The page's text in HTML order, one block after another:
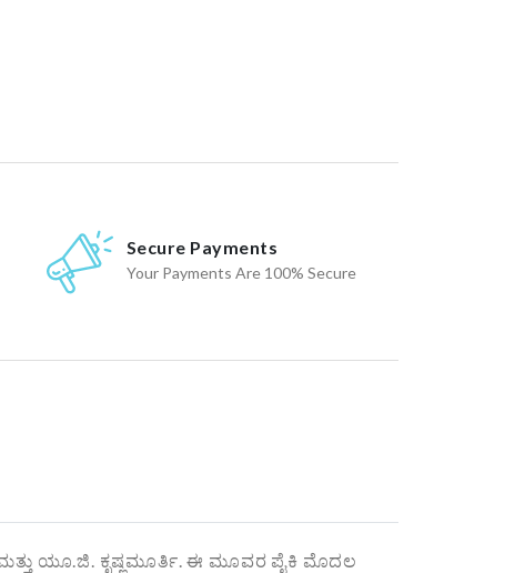
Secure Payments
Your Payments Are 100% Secure
ಮತ್ತು ಯೂ.ಜಿ. ಕೃಷ್ಣಮೂರ್ತಿ. ಈ ಮೂವರ ಪೈಕಿ ಮೊದಲ